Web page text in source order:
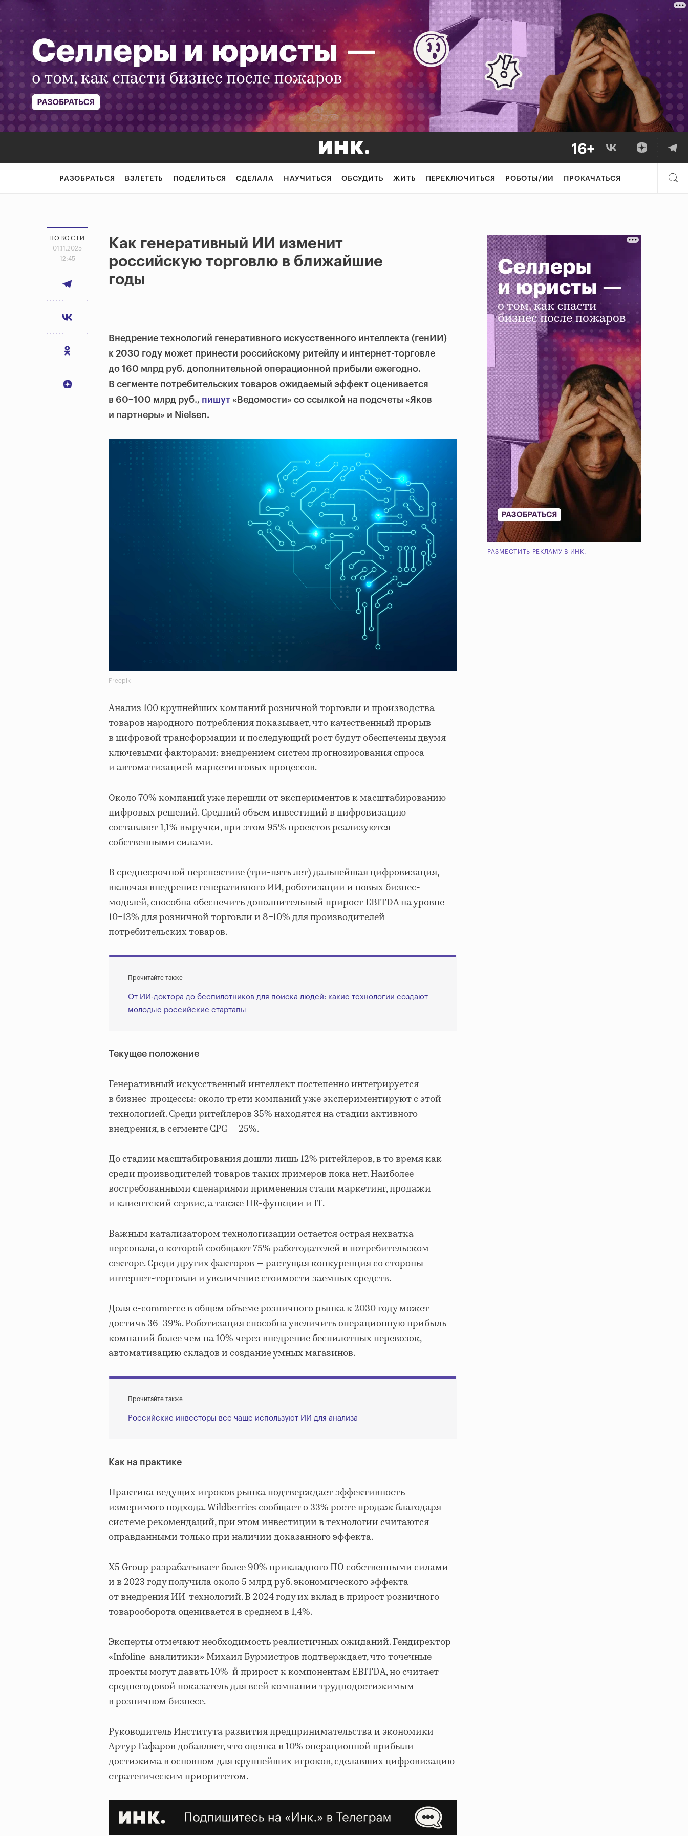
РАЗОБРАТЬСЯ ВЗЛЕТЕТЬ ПОДЕЛИТЬСЯ СДЕЛАЛА НАУЧИТЬСЯ ОБСУДИТЬ ЖИТЬ ПЕРЕКЛЮЧИТЬСЯ РОБОТЫ/ИИ ПРОКАЧАТЬСЯ
НОВОСТИ
01.11.2025
12:45
Как генеративный ИИ изменит
российскую торговлю в ближайшие
годы
Внедрение технологий генеративного искусственного интеллекта (генИИ)
к 2030 году может принести российскому ритейлу и интернет-торговле
до 160 млрд руб. дополнительной операционной прибыли ежегодно.
В сегменте потребительских товаров ожидаемый эффект оценивается
в 60−100 млрд руб., пишут «Ведомости» со ссылкой на подсчеты «Яков
и партнеры» и Nielsen.
Freepik
Анализ 100 крупнейших компаний розничной торговли и производства
товаров народного потребления показывает, что качественный прорыв
в цифровой трансформации и последующий рост будут обеспечены двумя
ключевыми факторами: внедрением систем прогнозирования спроса
и автоматизацией маркетинговых процессов.
Около 70% компаний уже перешли от экспериментов к масштабированию
цифровых решений. Средний объем инвестиций в цифровизацию
составляет 1,1% выручки, при этом 95% проектов реализуются
собственными силами.
В среднесрочной перспективе (три-пять лет) дальнейшая цифровизация,
включая внедрение генеративного ИИ, роботизации и новых бизнес-
моделей, способна обеспечить дополнительный прирост EBITDA на уровне
10−13% для розничной торговли и 8−10% для производителей
потребительских товаров.
Прочитайте также
От ИИ-доктора до беспилотников для поиска людей: какие технологии создают
молодые российские стартапы
Текущее положение
Генеративный искусственный интеллект постепенно интегрируется
в бизнес-процессы: около трети компаний уже экспериментируют с этой
технологией. Среди ритейлеров 35% находятся на стадии активного
внедрения, в сегменте CPG — 25%.
До стадии масштабирования дошли лишь 12% ритейлеров, в то время как
среди производителей товаров таких примеров пока нет. Наиболее
востребованными сценариями применения стали маркетинг, продажи
и клиентский сервис, а также HR-функции и IT.
Важным катализатором технологизации остается острая нехватка
персонала, о которой сообщают 75% работодателей в потребительском
секторе. Среди других факторов — растущая конкуренция со стороны
интернет-торговли и увеличение стоимости заемных средств.
Доля e-commerce в общем объеме розничного рынка к 2030 году может
достичь 36−39%. Роботизация способна увеличить операционную прибыль
компаний более чем на 10% через внедрение беспилотных перевозок,
автоматизацию складов и создание умных магазинов.
Прочитайте также
Российские инвесторы все чаще используют ИИ для анализа
Как на практике
Практика ведущих игроков рынка подтверждает эффективность
измеримого подхода. Wildberries сообщает о 33% росте продаж благодаря
системе рекомендаций, при этом инвестиции в технологии считаются
оправданными только при наличии доказанного эффекта.
Х5 Group разрабатывает более 90% прикладного ПО собственными силами
и в 2023 году получила около 5 млрд руб. экономического эффекта
от внедрения ИИ-технологий. В 2024 году их вклад в прирост розничного
товарооборота оценивается в среднем в 1,4%.
Эксперты отмечают необходимость реалистичных ожиданий. Гендиректор
«Infoline-аналитики» Михаил Бурмистров подтверждает, что точечные
проекты могут давать 10%-й прирост к компонентам EBITDA, но считает
среднегодовой показатель для всей компании труднодостижимым
в розничном бизнесе.
Руководитель Института развития предпринимательства и экономики
Артур Гафаров добавляет, что оценка в 10% операционной прибыли
достижима в основном для крупнейших игроков, сделавших цифровизацию
стратегическим приоритетом.
РАЗМЕСТИТЬ РЕКЛАМУ В ИНК.